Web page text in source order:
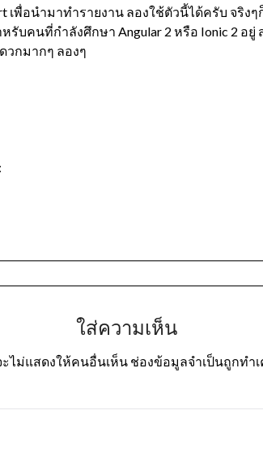
พื่อนำมาทำรายงาน ลองใช้ตัวนี้ได้ครับ จริงๆ
รับคนที่กำลังศึกษา Angular 2 หรือ Ionic 2 อยู่
วกมากๆ ลองๆ
ใส่ความเห็น
ไม่แสดงให้คนอื่นเห็น ช่องข้อมูลจำเป็นถูกทำ